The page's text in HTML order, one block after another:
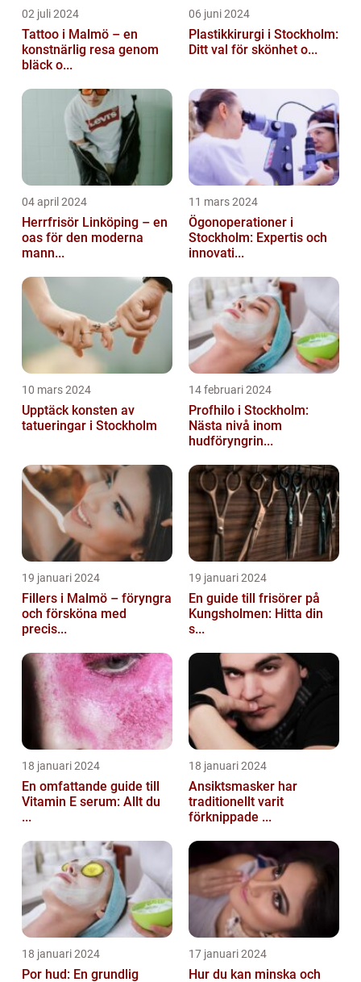
02 juli 2024
Tattoo i Malmö – en
konstnärlig resa genom
bläck o...
06 juni 2024
Plastikkirurgi i Stockholm:
Ditt val för skönhet o...
04 april 2024
Herrfrisör Linköping – en
oas för den moderna
mann...
11 mars 2024
Ögonoperationer i
Stockholm: Expertis och
innovati...
10 mars 2024
Upptäck konsten av
tatueringar i Stockholm
14 februari 2024
Profhilo i Stockholm:
Nästa nivå inom
hudföryngrin...
19 januari 2024
Fillers i Malmö – föryngra
och försköna med
precis...
19 januari 2024
En guide till frisörer på
Kungsholmen: Hitta din
s...
18 januari 2024
En omfattande guide till
Vitamin E serum: Allt du
...
18 januari 2024
Ansiktsmasker har
traditionellt varit
förknippade ...
18 januari 2024
Por hud: En grundlig
17 januari 2024
Hur du kan minska och